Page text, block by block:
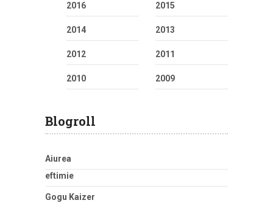
2016 2015
2014 2013
2012 2011
2010 2009
Blogroll
Aiurea
eftimie
Gogu Kaizer